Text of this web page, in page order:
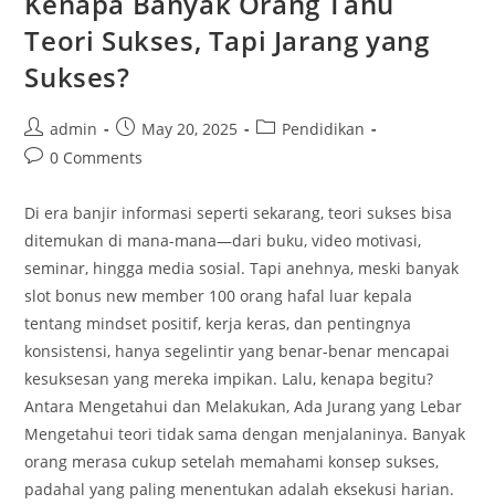
Teori Sukses, Tapi Jarang yang
Sukses?
Post
author:
admin
Post
published:
May 20, 2025
PostPendidikan
Post0 Comments
Di era banjir informasi seperti sekarang, teori sukses bisa
ditemukan di mana-mana—dari buku, video motivasi,
seminar, hingga media sosial. Tapi anehnya, meski banyak
slot bonus new member 100 orang hafal luar kepala
tentang mindset positif, kerja keras, dan pentingnya
konsistensi, hanya segelintir yang benar-benar mencapai
kesuksesan yang mereka impikan. Lalu, kenapa begitu?
Antara Mengetahui dan Melakukan, Ada Jurang yang Lebar
Mengetahui teori tidak sama dengan menjalaninya. Banyak
orang merasa cukup setelah memahami konsep sukses,
padahal yang paling menentukan adalah eksekusi harian.